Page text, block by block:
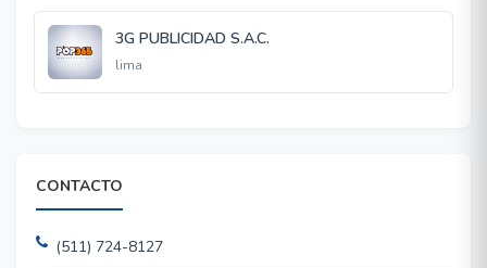
3G PUBLICIDAD S.A.C.
lima
CONTACTO
(511) 724-8127